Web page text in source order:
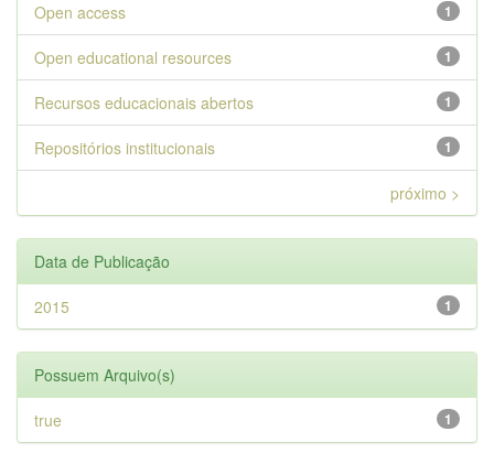
1
Open access
1
Open educational resources
1
Recursos educacionais abertos
1
Repositórios institucionais
próximo >
Data de Publicação
1
2015
Possuem Arquivo(s)
1
true